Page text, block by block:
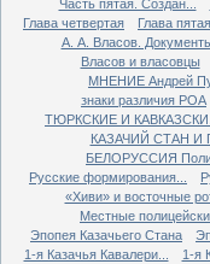
Часть пятая. Создан...
Глава четвертая
Глава пятая
А. А. Власов.
Власов и власовцы
МНЕНИЕ Андрей
знаки различия РОА
ТЮРКСКИЕ И
КАЗАЧИЙ СТАН И
БЕЛОРУССИЯ
Русские формирования...
«Хиви» и восточные
Местные
Эпопея Казачьего Стана
1-я Казачья Кавалери...
1-я